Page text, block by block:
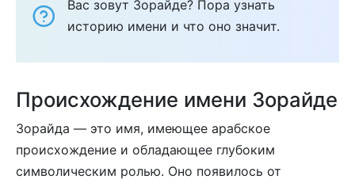
Вас зовут Зорайде? Пора узнать
историю имени и что оно значит.
Происхождение имени Зорайде
Зорайда — это имя, имеющее арабское
происхождение и обладающее глубоким
символическим ролью. Оно появилось от